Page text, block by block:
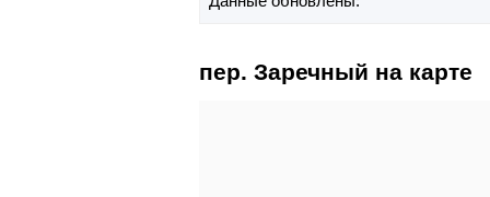
пер. Заречный на карте